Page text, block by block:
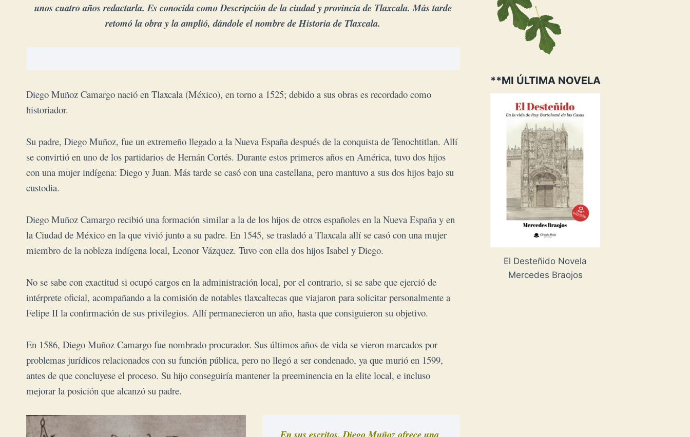
unos cuatro años redactarla. Es conocida como Descripción de la ciudad y provincia de Tlaxcala. Más tarde
retomó la obra y la amplió, dándole el nombre de Historia de Tlaxcala.
Diego Muñoz Camargo nació en Tlaxcala (México), en torno a 1525; debido a sus obras es recordado como
historiador.
Su padre, Diego Muñoz, fue un extremeño llegado a la Nueva España después de la conquista de Tenochtitlan. Allí
se convirtió en uno de los partidarios de Hernán Cortés. Durante estos primeros años en América, tuvo dos hijos
con una mujer indígena: Diego y Juan. Más tarde se casó con una castellana, pero mantuvo a sus dos hijos bajo su
custodia.
Diego Muñoz Camargo recibió una formación similar a la de los hijos de otros españoles en la Nueva España y en
la Ciudad de México en la que vivió junto a su padre. En 1545, se trasladó a Tlaxcala allí se casó con una mujer
miembro de la nobleza indígena local, Leonor Vázquez. Tuvo con ella dos hijos Isabel y Diego.
No se sabe con exactitud si ocupó cargos en la administración local, por el contrario, si se sabe que ejerció de
intérprete oficial, acompañando a la comisión de notables tlaxcaltecas que viajaron para solicitar personalmente a
Felipe II la confirmación de sus privilegios. Allí permanecieron un año, hasta que consiguieron su objetivo.
En 1586, Diego Muñoz Camargo fue nombrado procurador. Sus últimos años de vida se vieron marcados por
problemas jurídicos relacionados con su función pública, pero no llegó a ser condenado, ya que murió en 1599,
antes de que concluyese el proceso. Su hijo conseguiría mantener la preeminencia en la elite local, e incluso
mejorar la posición que alcanzó su padre.
En sus escritos, Diego Muñoz ofrece una
**MI ÚLTIMA NOVELA
El Desteñido Novela
Mercedes Braojos